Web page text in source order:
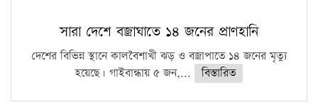
সারা দেশে বজ্রাঘাতে ১৪ জনের প্রাণহানি
দেশের বিভিন্ন স্থানে কালবৈশাখী ঝড় ও বজ্রাপাতে ১৪ জনের মৃত্যু
হয়েছে। গাইবান্ধায় ৫ জন,...
বিস্তারিত